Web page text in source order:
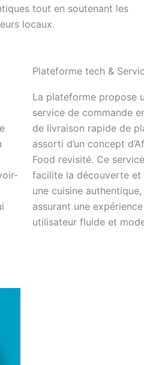
tout en soutenant les
locaux.
Plateforme tech &
La plateforme propose
service de commande
de livraison rapide de
assorti d’un concept
Food revisité. Ce
facilite la découverte et
une cuisine
assurant une expérience
utilisateur fluide et